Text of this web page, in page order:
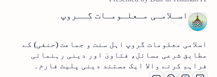
اسـلامـی مـعلـومـات گــروپ
اسلامی معلومات گروپ اہل سنت و جماعت (حنفی) کے
مطابق شرعی مسائل، فتاویٰ اور دینی رہنمائی
فراہم کرنے والا ایک مستند دینی پلیٹ فارم۔